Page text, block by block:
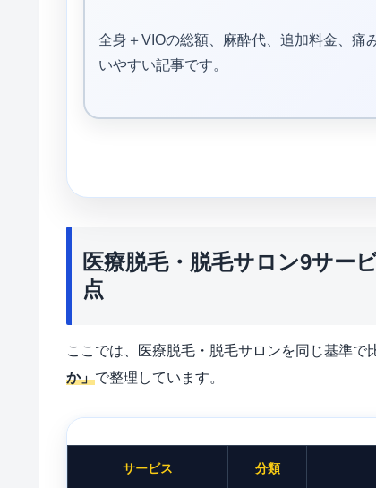
全身＋VIOの総額、麻酔代、追加料金、痛
いやすい記事です。
医療脱毛・脱毛サロン9サー
点
ここでは、医療脱毛・脱毛サロンを同じ基準で
か」で整理しています。
サービス 分類